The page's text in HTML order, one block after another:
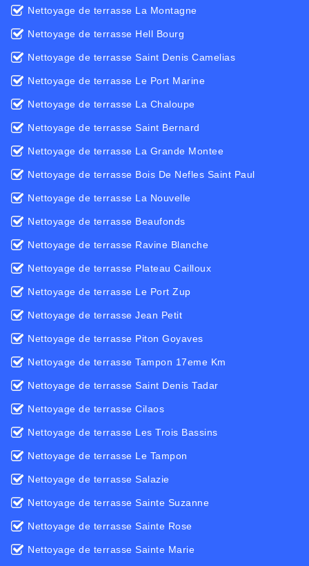
Nettoyage de terrasse La Montagne
Nettoyage de terrasse Hell Bourg
Nettoyage de terrasse Saint Denis Camelias
Nettoyage de terrasse Le Port Marine
Nettoyage de terrasse La Chaloupe
Nettoyage de terrasse Saint Bernard
Nettoyage de terrasse La Grande Montee
Nettoyage de terrasse Bois De Nefles Saint Paul
Nettoyage de terrasse La Nouvelle
Nettoyage de terrasse Beaufonds
Nettoyage de terrasse Ravine Blanche
Nettoyage de terrasse Plateau Cailloux
Nettoyage de terrasse Le Port Zup
Nettoyage de terrasse Jean Petit
Nettoyage de terrasse Piton Goyaves
Nettoyage de terrasse Tampon 17eme Km
Nettoyage de terrasse Saint Denis Tadar
Nettoyage de terrasse Cilaos
Nettoyage de terrasse Les Trois Bassins
Nettoyage de terrasse Le Tampon
Nettoyage de terrasse Salazie
Nettoyage de terrasse Sainte Suzanne
Nettoyage de terrasse Sainte Rose
Nettoyage de terrasse Sainte Marie